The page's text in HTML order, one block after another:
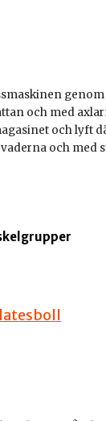
och med
och lyft
och med